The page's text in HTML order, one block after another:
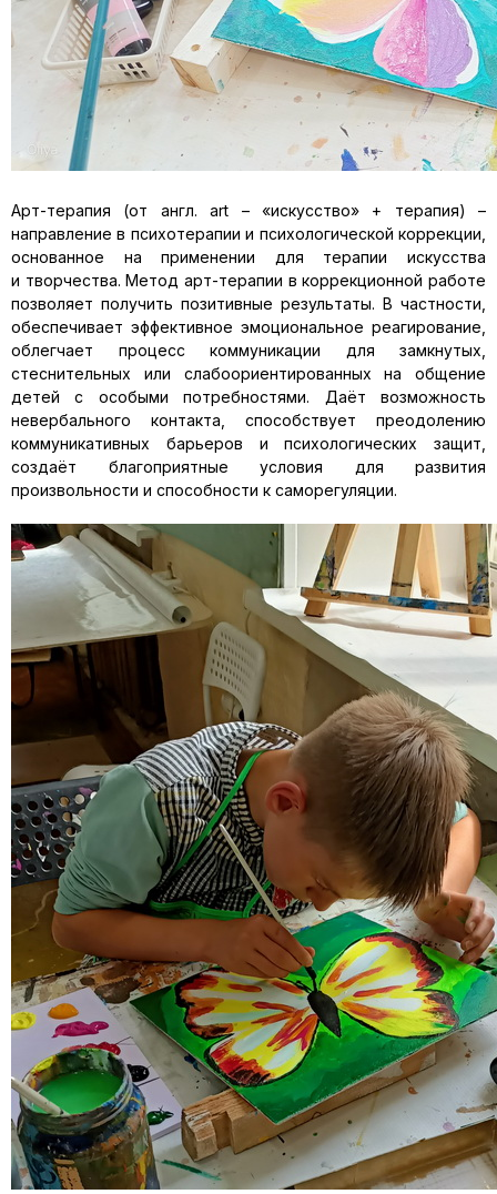
Арт-терапия (от англ. art – «искусство» + терапия) –
направление в психотерапии и психологической коррекции,
основанное на применении для терапии искусства
и творчества. Метод арт-терапии в коррекционной работе
позволяет получить позитивные результаты. В частности,
обеспечивает эффективное эмоциональное реагирование,
облегчает процесс коммуникации для замкнутых,
стеснительных или слабоориентированных на общение
детей с особыми потребностями. Даёт возможность
невербального контакта, способствует преодолению
коммуникативных барьеров и психологических защит,
создаёт благоприятные условия для развития
произвольности и способности к саморегуляции.